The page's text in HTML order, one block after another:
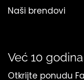
Naši brendovi
Već 10
Otkrijte ponudu